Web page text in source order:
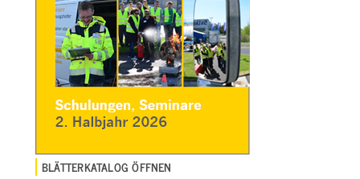
BLÄTTERKATALOG ÖFFNEN